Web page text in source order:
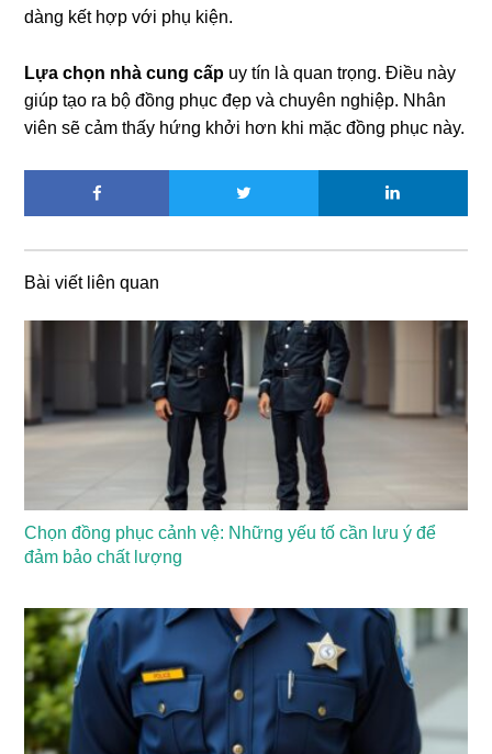
dàng kết hợp với phụ kiện.
Lựa chọn nhà cung cấp uy tín là quan trọng. Điều này
giúp tạo ra bộ đồng phục đẹp và chuyên nghiệp. Nhân
viên sẽ cảm thấy hứng khởi hơn khi mặc đồng phục này.
Bài viết liên quan
Chọn đồng phục cảnh vệ: Những yếu tố cần lưu ý để
đảm bảo chất lượng